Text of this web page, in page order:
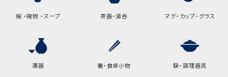
椀 ・碗物 ・スープ 茶器・湯呑 マグ・カップ・グラス
酒器 箸・食卓小物 鍋・調理器具